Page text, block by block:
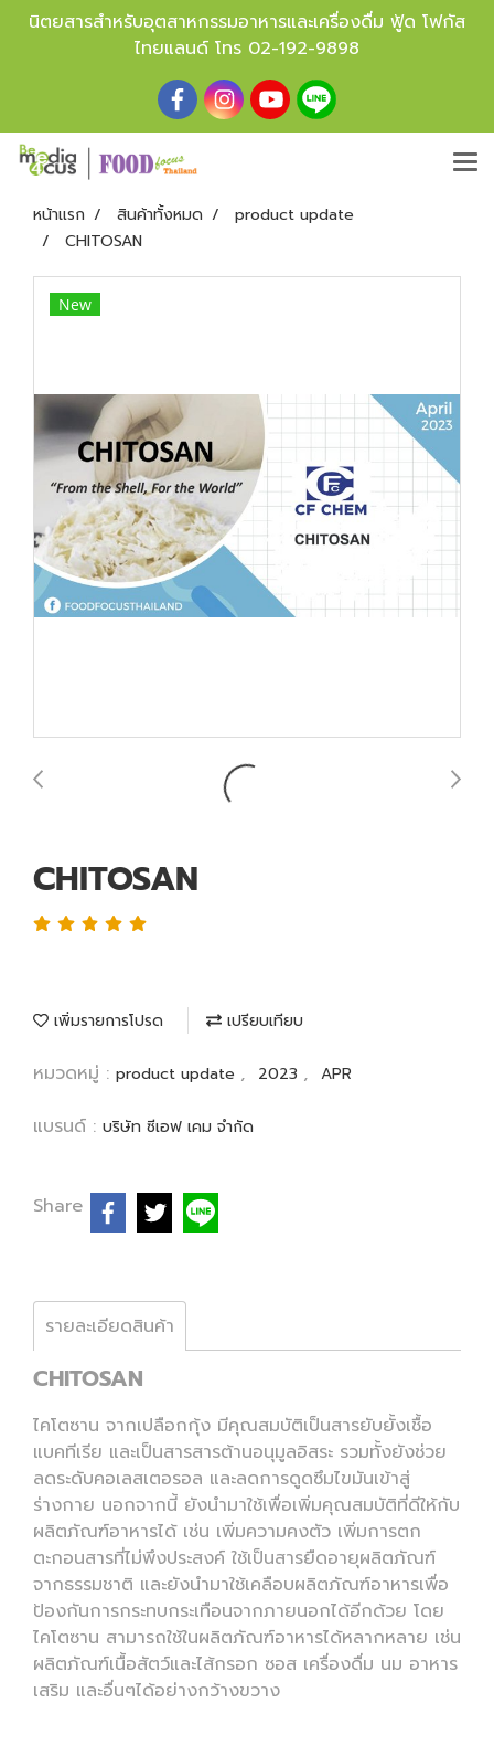
นิตยสารสำหรับอุตสาหกรรมอาหารและเครื่องดื่ม ฟู้ด โฟกัส
ไทยแลนด์ โทร 02-192-9898
หน้าแรก สินค้าทั้งหมด
product update
CHITOSAN
New
CHITOSAN
เพิ่มรายการโปรด เปรียบเทียบ
หมวดหมู่ : product update , 2023 , APR
แบรนด์ : บริษัท ซีเอฟ เคม จำกัด
Share
รายละเอียดสินค้า
CHITOSAN
ไคโตซาน จากเปลือกกุ้ง มีคุณสมบัติเป็นสารยับยั้งเชื้อ
แบคทีเรีย และเป็นสารสารต้านอนุมูลอิสระ รวมทั้งยังช่วย
ลดระดับคอเลสเตอรอล และลดการดูดซึมไขมันเข้าสู่
ร่างกาย นอกจากนี้ ยังนำมาใช้เพื่อเพิ่มคุณสมบัติที่ดีให้กับ
ผลิตภัณฑ์อาหารได้ เช่น เพิ่มความคงตัว เพิ่มการตก
ตะกอนสารที่ไม่พึงประสงค์ ใช้เป็นสารยืดอายุผลิตภัณฑ์
จากธรรมชาติ และยังนำมาใช้เคลือบผลิตภัณฑ์อาหารเพื่อ
ป้องกันการกระทบกระเทือนจากภายนอกได้อีกด้วย โดย
ไคโตซาน สามารถใช้ในผลิตภัณฑ์อาหารได้หลากหลาย เช่น
ผลิตภัณฑ์เนื้อสัตว์และไส้กรอก ซอส เครื่องดื่ม นม อาหาร
เสริม และอื่นๆได้อย่างกว้างขวาง